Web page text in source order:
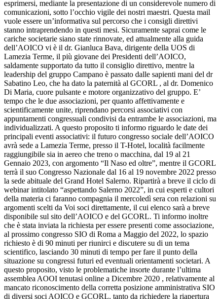
esprimersi, mediante la presentazione di un considerevole numero di
comunicazioni, sotto l’occhio vigile dei nostri maestri. Questa mail
vuole essere un’informativa sul percorso che i consigli direttivi
stanno intraprendendo in questi mesi. Sicuramente saprai come le
cariche societarie siano state rinnovate, ed attualmente alla guida
dell’AOICO vi è il dr. Gianluca Bava, dirigente della UOS di
Lamezia Terme, il più giovane dei Presidenti dell’AOICO,
saldamente supportato da tutto il consiglio direttivo, mentre la
leadership del gruppo Campano è passato dalle sapienti mani del dr
Sabatino Leo, che ha dato la paternità al GCORL , al dr. Domenico
Di Maria, cuore pulsante e motore organizzativo del gruppo. E’
tempo che le due associazioni, per quanto affettivamente e
scientificamente unite, riprendano percorsi associativi con
appuntamenti congressuali condivisi da entrambe le associazioni, ma
individualizzati. A questo proposito ti informo riguardo le date dei
principali eventi associativi: il futuro congresso sociale dell’AOICO
avrà sede a Lamezia Terme, presso il T-Hotel, località facilmente
raggiungibile sia in aereo che treno o macchina, dal 19 al 21
Gennaio 2023, con argomento “Il Naso ed oltre”, mentre il GCORL
terrà il suo Congresso Nazionale dal 16 al 19 novembre 2022 presso
la sede abituale del Grand Hotel Salerno. Ripartirà a breve il ciclo di
webinar intitolato “aspettando Salerno 2022”, in cui esperti e cultori
della materia ci faranno compagnia il mercoledì sera con relazioni su
argomenti scelti da Voi soci direttamente, il cui elenco sarà a breve
disponibile sul sito dell’AOICO e del GCORL. Ti informo inoltre
che è stata inviata la richiesta per essere presenti come associazione,
al prossimo congresso SIO di Roma a Maggio del 2022, lo spazio
richiesto è di 90 minuti per riunirci e discutere su di un tema
scientifico, lasciando 30 minuti di tempo per fare il punto della
situazione su congressi futuri ed eventuali orientamenti societari. A
questo proposito, visto le problematiche insorte durante l’ultima
assemblea AOOI tenutasi online a Dicembre 2020 , relativamente al
mancato riconoscimento della corretta posizione amministrativa SIO
di diversi soci AOICO e GCORL, tanto da richiedere la riapertura